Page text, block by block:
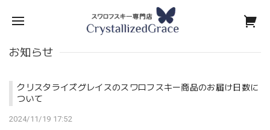
お知らせ
クリスタライズグレイスのスワロフスキー商品のお届け日数に
ついて
2024/11/19 17:52